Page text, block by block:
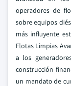
operadores de
sobre equipos
más influyente
Flotas Limpias
a los
construcción
un mandato de